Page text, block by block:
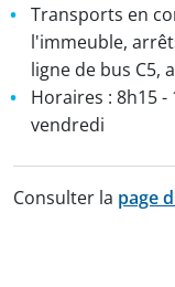
Transports en
l'immeuble,
ligne de bus C5,
Horaires : 8h15 -
vendredi
Consulter la page